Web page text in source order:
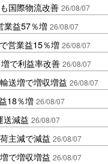
国際物流改善 26/08/07
業益57％増 26/08/07
営業益15％増 26/08/07
で利益率改善 26/08/07
送増で増収増益 26/08/07
18％増 26/08/07
送減益 26/08/07
主減で減益 26/08/07
で増収増益 26/08/07